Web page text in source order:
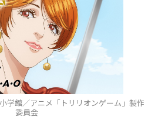
学館／アニメ「トリリオンゲーム」製作
委員会